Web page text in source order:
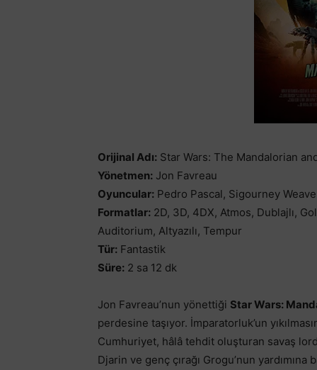
Orijinal Adı: Star Wars: The Mandalorian
Yönetmen: Jon Favreau
Oyuncular: Pedro Pascal, Sigourney
Formatlar: 2D, 3D, 4DX, Atmos, Dublajlı,
Auditorium, Altyazılı, Tempur
Tür: Fantastik
Süre: 2 sa 12 dk
Jon Favreau’nun yönettiği Star Wars:
perdesine taşıyor. İmparatorluk’un
Cumhuriyet, hâlâ tehdit oluşturan savaş
Djarin ve genç çırağı Grogu’nun